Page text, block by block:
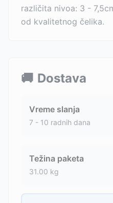
različita nivoa: 3 -
od kvalitetnog čelika.
🚚 Dostava
Vreme slanja
7 - 10 radnih dana
Težina paketa
31.00 kg